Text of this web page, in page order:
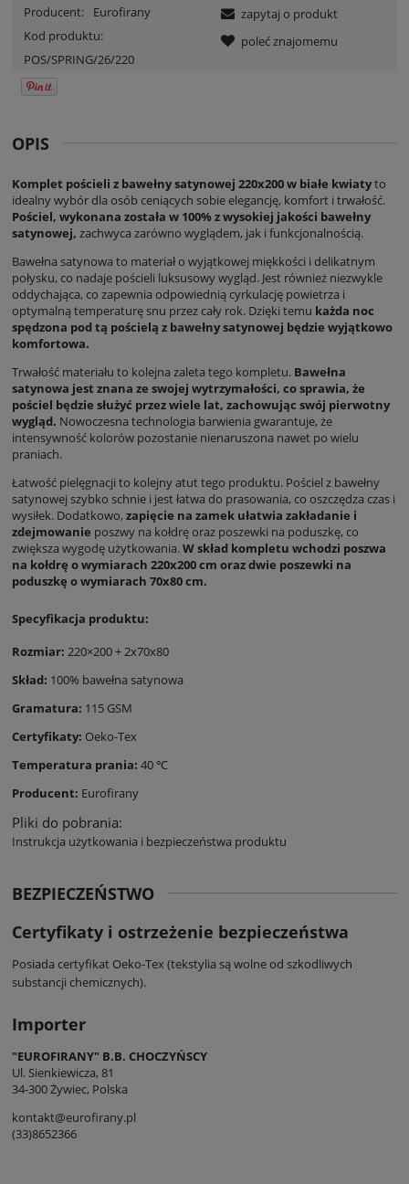
Producent:
Eurofirany
Kod produktu:
POS/SPRING/26/220
zapytaj o produkt
poleć znajomemu
OPIS
Komplet pościeli z bawełny satynowej 220x200 w białe kwiatyto
idealny wybór dla osób ceniących sobie elegancję, komfort i trwałość.
Pościel, wykonana została w 100% z wysokiej jakości bawełny
satynowej, zachwyca zarówno wyglądem, jak i funkcjonalnością.
Bawełna satynowa to materiał o wyjątkowej miękkości i delikatnym
połysku, co nadaje pościeli luksusowy wygląd. Jest również niezwykle
oddychająca, co zapewnia odpowiednią cyrkulację powietrza i
optymalną temperaturę snu przez cały rok. Dzięki temu każda noc
spędzona pod tą pościelą z bawełny satynowej będzie wyjątkowo
komfortowa.
Trwałość materiału to kolejna zaleta tego kompletu. Bawełna
satynowa jest znana ze swojej wytrzymałości, co sprawia, że
pościel będzie służyć przez wiele lat, zachowując swój pierwotny
wygląd. Nowoczesna technologia barwienia gwarantuje, że
intensywność kolorów pozostanie nienaruszona nawet po wielu
praniach.
Łatwość pielęgnacji to kolejny atut tego produktu. Pościel z bawełny
satynowej szybko schnie i jest łatwa do prasowania, co oszczędza czas i
wysiłek. Dodatkowo, zapięcie na zamek ułatwia zakładanie i
zdejmowanie poszwy na kołdrę oraz poszewki na poduszkę, co
zwiększa wygodę użytkowania. W skład kompletu wchodzi poszwa
na kołdrę o wymiarach 220x200 cm oraz dwie poszewki na
poduszkę o wymiarach 70x80 cm.
Specyfikacja produktu:
Rozmiar: 220×200 + 2x70x80
Skład: 100% bawełna satynowa
Gramatura: 115 GSM
Certyfikaty: Oeko-Tex
Temperatura prania: 40 ℃
Producent: Eurofirany
Pliki do pobrania:
Instrukcja użytkowania i bezpieczeństwa produktu
BEZPIECZEŃSTWO
Certyfikaty i ostrzeżenie bezpieczeństwa
Posiada certyfikat Oeko-Tex (tekstylia są wolne od szkodliwych
substancji chemicznych).
Importer
"EUROFIRANY" B.B. CHOCZYŃSCY
Ul. Sienkiewicza, 81
34-300 Żywiec, Polska
kontakt@eurofirany.pl
(33)8652366